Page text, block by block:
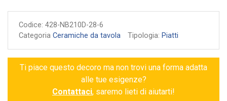
Codice: 428-NB210D-28-6
Categoria Ceramiche da tavola Tipologia: Piatti
Ti piace questo decoro ma non trovi una forma adatta
alle tue esigenze?
Contattaci, saremo lieti di aiutarti!